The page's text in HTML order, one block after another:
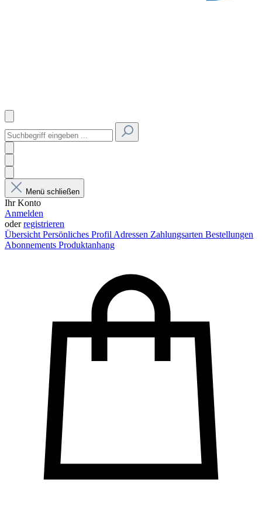
Menü schließen
Ihr Konto
Anmelden
oderregistrieren
Übersicht Persönliches Profil Adressen Zahlungsarten Bestellungen
Abonnements Produktanhang